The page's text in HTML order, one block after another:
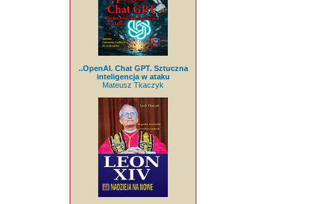
..OpenAI. Chat GPT. Sztuczna
inteligencja w ataku
Mateusz Tkaczyk